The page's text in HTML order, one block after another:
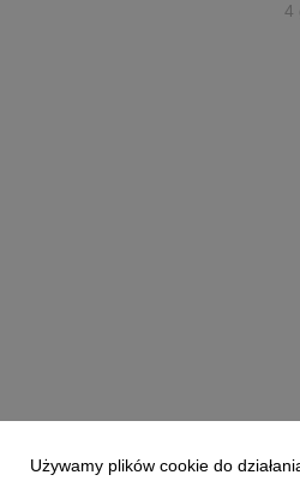
4
Używamy plików cookie do